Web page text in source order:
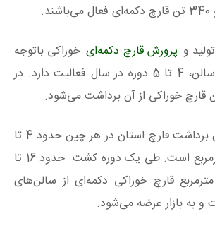
و پرورش قارچ دکمه‌ای خوراکی باتوجه
به میزان تجهیزات سالن، 4 تا 5 دوره در سال فعالیت دارد. در
فرهانی افزود: میزان برداشت قارچ استان در هر چین حدود 4 تا
5 کیلوگرم در هر مترمربع است. طی یک دوره کشت حدود 16 تا
مترمربع قارچ خوراکی دکمه‌ای از سالن‌های
و به بازار عرضه می‌شود.